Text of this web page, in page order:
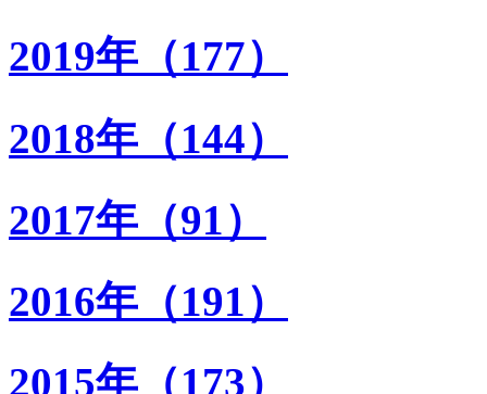
2019年（177）
2018年（144）
2017年（91）
2016年（191）
2015年（173）